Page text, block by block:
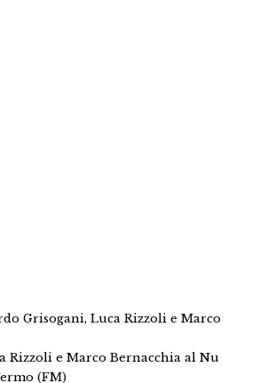
Grisogani, Luca Rizzoli e Marco
Rizzoli e Marco Bernacchia al Nu
(FM)